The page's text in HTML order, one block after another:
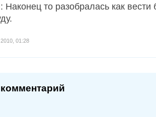
Наконец то разобралась как вести
01:28